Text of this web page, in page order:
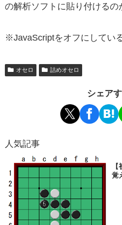
の解析ソフトに貼り付けるの
※JavaScriptをオフにしてい
オセロ 詰めオセロ
シェア
人気記事
覚